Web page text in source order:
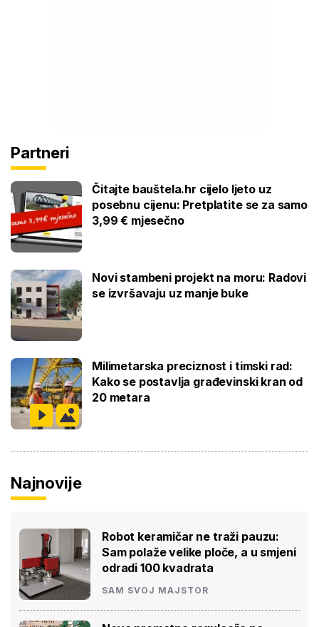
Partneri
Čitajte bauštela.hr cijelo ljeto uz
posebnu cijenu: Pretplatite se za samo
3,99 € mjesečno
Novi stambeni projekt na moru: Radovi
se izvršavaju uz manje buke
Milimetarska preciznost i timski rad:
Kako se postavlja građevinski kran od
20 metara
Najnovije
Robot keramičar ne traži pauzu:
Sam polaže velike ploče, a u smjeni
odradi 100 kvadrata
SAM SVOJ MAJSTOR